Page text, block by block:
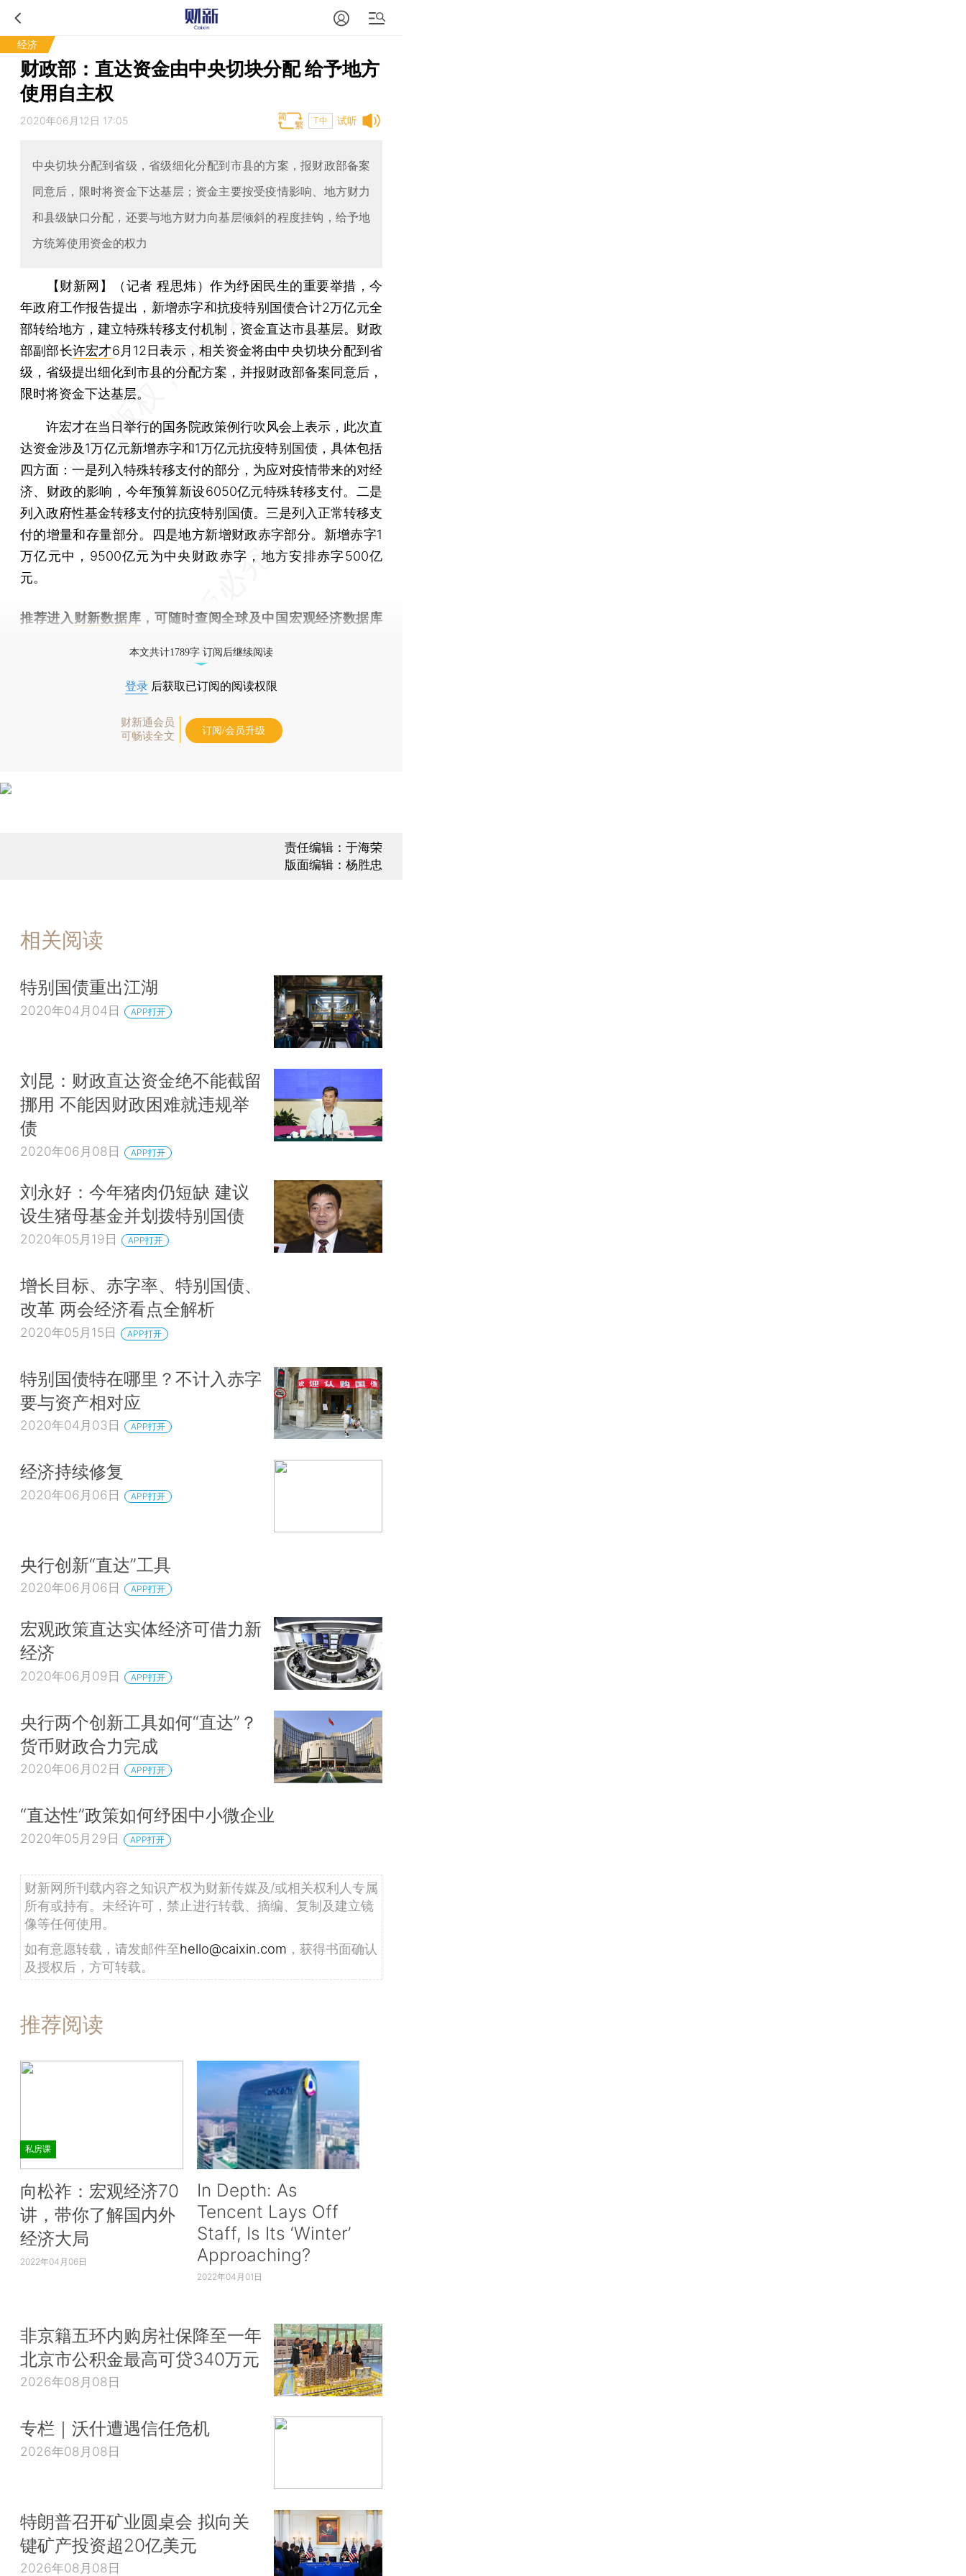
经济
财政部：直达资金由中央切块分配 给予地方
使用自主权
试听
2020年06月12日 17:05 T中
中央切块分配到省级，省级细化分配到市县的方案，报财政部备案
同意后，限时将资金下达基层；资金主要按受疫情影响、地方财力
和县级缺口分配，还要与地方财力向基层倾斜的程度挂钩，给予地
方统筹使用资金的权力
【财新网】（记者 程思炜）作为纾困民生的重要举措，今
年政府工作报告提出，新增赤字和抗疫特别国债合计2万亿元全
部转给地方，建立特殊转移支付机制，资金直达市县基层。财政
部副部长许宏才6月12日表示，相关资金将由中央切块分配到省
级，省级提出细化到市县的分配方案，并报财政部备案同意后，
限时将资金下达基层。
许宏才在当日举行的国务院政策例行吹风会上表示，此次直
达资金涉及1万亿元新增赤字和1万亿元抗疫特别国债，具体包括
四方面：一是列入特殊转移支付的部分，为应对疫情带来的对经
济、财政的影响，今年预算新设6050亿元特殊转移支付。二是
列入政府性基金转移支付的抗疫特别国债。三是列入正常转移支
付的增量和存量部分。四是地方新增财政赤字部分。新增赤字1
万亿元中，9500亿元为中央财政赤字，地方安排赤字500亿
元。
推荐进入 财新数据库 ，可随时查阅全球及中国宏观经济数据库
本文共计1789字 订阅后继续阅读
登录 后获取已订阅的阅读权限
财新通会员
可畅读全文
订阅/会员升级
责任编辑：于海荣
版面编辑：杨胜忠
相关阅读
特别国债重出江湖
2020年04月04日 APP打开
刘昆：财政直达资金绝不能截留
挪用 不能因财政困难就违规举
债
2020年06月08日 APP打开
刘永好：今年猪肉仍短缺 建议
设生猪母基金并划拨特别国债
2020年05月19日 APP打开
增长目标、赤字率、特别国债、
改革 两会经济看点全解析
2020年05月15日 APP打开
特别国债特在哪里？不计入赤字
要与资产相对应
2020年04月03日 APP打开
经济持续修复
2020年06月06日 APP打开
央行创新“直达”工具
2020年06月06日 APP打开
宏观政策直达实体经济可借力新
经济
2020年06月09日 APP打开
央行两个创新工具如何“直达”？
货币财政合力完成
2020年06月02日 APP打开
“直达性”政策如何纾困中小微企业
2020年05月29日 APP打开
财新网所刊载内容之知识产权为财新传媒及/或相关权利人专属
所有或持有。未经许可，禁止进行转载、摘编、复制及建立镜
像等任何使用。
如有意愿转载，请发邮件至hello@caixin.com ，获得书面确认
及授权后，方可转载。
推荐阅读
私房课
向松祚：宏观经济70
讲，带你了解国内外
经济大局
2022年04月06日
In Depth: As
Tencent Lays Off
Staff, Is Its ‘Winter’
Approaching?
2022年04月01日
非京籍五环内购房社保降至一年
北京市公积金最高可贷340万元
2026年08月08日
专栏｜沃什遭遇信任危机
2026年08月08日
特朗普召开矿业圆桌会 拟向关
键矿产投资超20亿美元
2026年08月08日